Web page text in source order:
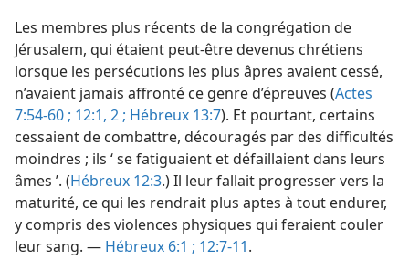
Les membres plus récents de la congrégation de
Jérusalem, qui étaient peut-être devenus chrétiens
lorsque les persécutions les plus âpres avaient cessé,
n’avaient jamais affronté ce genre d’épreuves (Actes
7:54-60 ; 12:1, 2 ; Hébreux 13:7). Et pourtant, certains
cessaient de combattre, découragés par des difficultés
moindres ; ils ‘ se fatiguaient et défaillaient dans leurs
âmes ’. (Hébreux 12:3.) Il leur fallait progresser vers la
maturité, ce qui les rendrait plus aptes à tout endurer,
y compris des violences physiques qui feraient couler
leur sang. — Hébreux 6:1 ; 12:7-11.